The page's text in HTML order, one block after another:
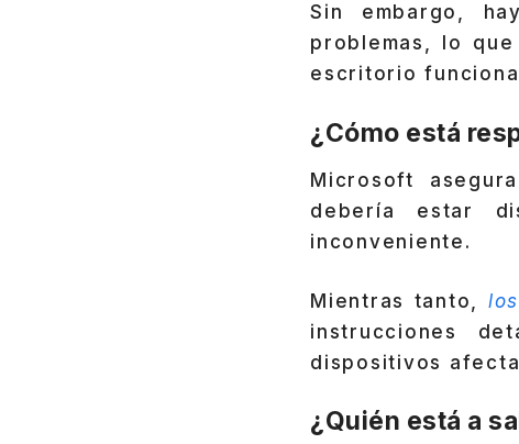
Sin embargo,
problemas, lo
escritorio
¿Cómo está
Microsoft
debería estar
inconveniente.
Mientras tanto,
instrucciones
dispositivos
¿Quién está a